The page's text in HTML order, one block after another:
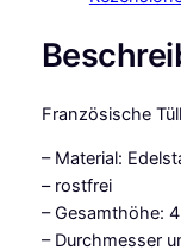
e
s
Französische
– Material:
– rostfrei
– Gesamthöhe:
– Durchmesser